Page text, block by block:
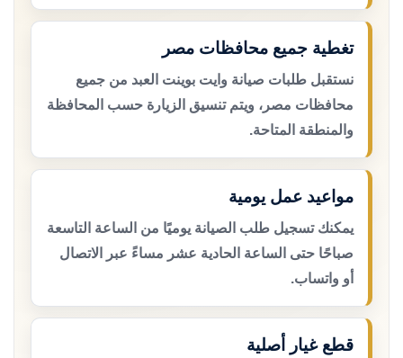
تغطية جميع محافظات مصر
نستقبل طلبات صيانة وايت بوينت العبد من جميع
محافظات مصر، ويتم تنسيق الزيارة حسب المحافظة
والمنطقة المتاحة.
مواعيد عمل يومية
يمكنك تسجيل طلب الصيانة يوميًا من الساعة التاسعة
صباحًا حتى الساعة الحادية عشر مساءً عبر الاتصال
أو واتساب.
قطع غيار أصلية